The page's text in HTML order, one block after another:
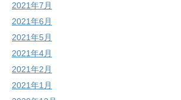
2021年7月
2021年6月
2021年5月
2021年4月
2021年2月
2021年1月